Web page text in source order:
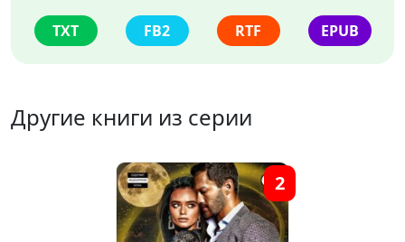
TXT FB2 RTF EPUB
Другие книги из серии
2